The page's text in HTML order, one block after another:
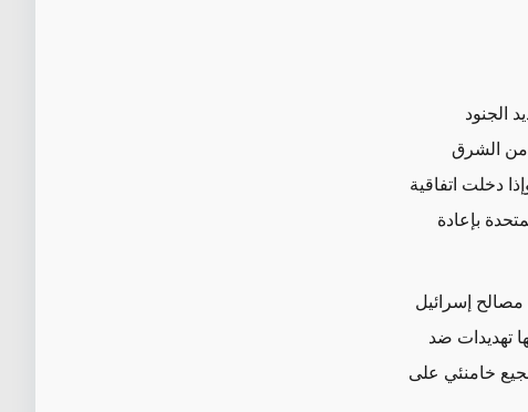
الجنود
العسكرية من الشرق
دخلت اتفاقية
بإعادة
إسرائيل
تهديدات ضد
خامنئي على